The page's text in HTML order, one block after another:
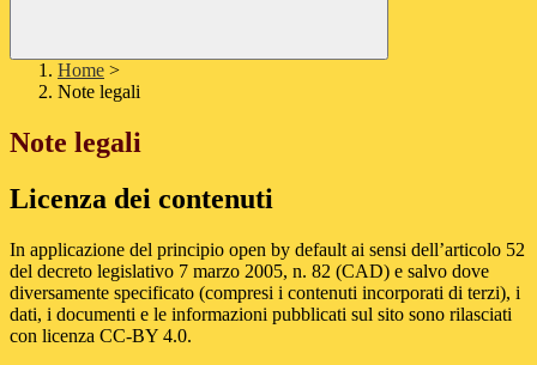
Home >
Note legali
Note legali
Licenza dei contenuti
In applicazione del principio open by default ai sensi dell’articolo 52
del decreto legislativo 7 marzo 2005, n. 82 (CAD) e salvo dove
diversamente specificato (compresi i contenuti incorporati di terzi), i
dati, i documenti e le informazioni pubblicati sul sito sono rilasciati
con licenza CC-BY 4.0.